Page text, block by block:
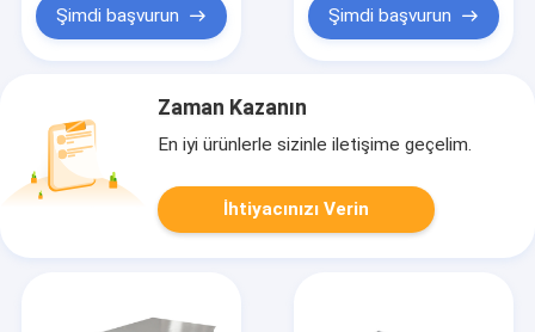
Şimdi başvurun Şimdi başvurun
Zaman Kazanın
En iyi ürünlerle sizinle iletişime geçelim.
İhtiyacınızı Verin